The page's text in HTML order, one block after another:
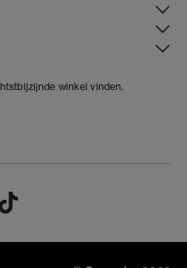
winkel vinden.